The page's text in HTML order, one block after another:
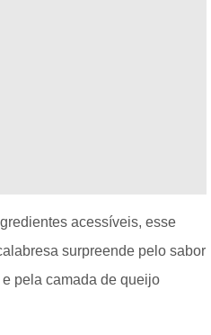
acessíveis, esse
surpreende pelo sabor
pela camada de queijo